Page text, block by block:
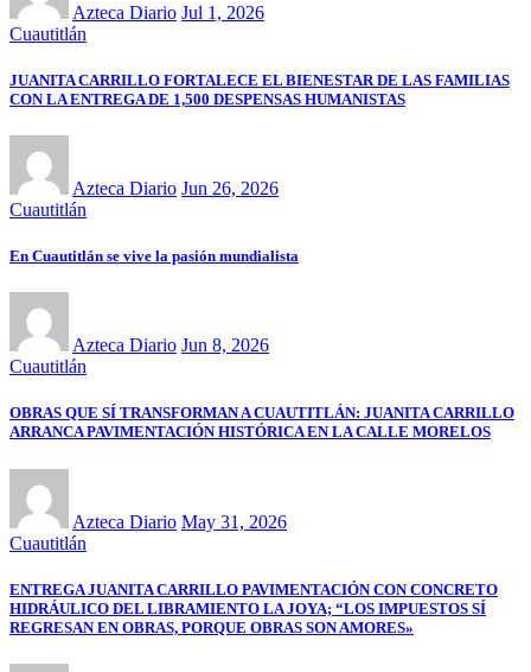
Azteca Diario Jul 1, 2026
Cuautitlán
JUANITA CARRILLO FORTALECE EL BIENESTAR DE LAS FAMILIAS
CON LA ENTREGA DE 1,500 DESPENSAS HUMANISTAS
Azteca Diario Jun 26, 2026
Cuautitlán
En Cuautitlán se vive la pasión mundialista
Azteca Diario Jun 8, 2026
Cuautitlán
OBRAS QUE SÍ TRANSFORMAN A CUAUTITLÁN: JUANITA CARRILLO
ARRANCA PAVIMENTACIÓN HISTÓRICA EN LA CALLE MORELOS
Azteca Diario May 31, 2026
Cuautitlán
ENTREGA JUANITA CARRILLO PAVIMENTACIÓN CON CONCRETO
HIDRÁULICO DEL LIBRAMIENTO LA JOYA; “LOS IMPUESTOS SÍ
REGRESAN EN OBRAS, PORQUE OBRAS SON AMORES»